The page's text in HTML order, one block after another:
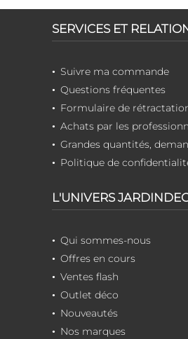
SERVICES ET
Suivre ma commande
Questions fréquentes
Formulaire de
Achats par les
Grandes quantités,
Politique de
L'UNIVERS
Qui sommes-nous
Offres en cours
Ventes flash
Outlet déco
Nouveautés
Nos marques